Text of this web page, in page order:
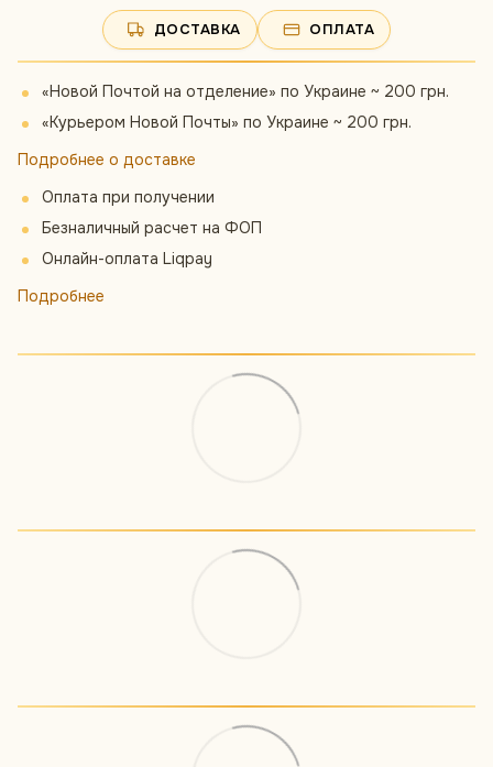
ДОСТАВКА ОПЛАТА
«Новой Почтой на отделение» по Украине ~ 200 грн.
«Курьером Новой Почты» по Украине ~ 200 грн.
Подробнее о доставке
Оплата при получении
Безналичный расчет на ФОП
Онлайн-оплата Liqpay
Подробнее